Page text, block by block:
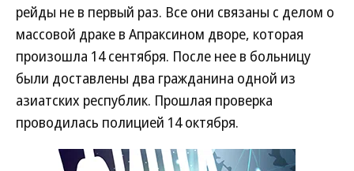
рейды не в первый раз. Все они связаны с делом о
массовой драке в Апраксином дворе, которая
произошла 14 сентября. После нее в больницу
были доставлены два гражданина одной из
азиатских республик. Прошлая проверка
проводилась полицией 14 октября.